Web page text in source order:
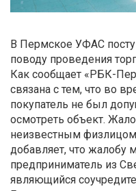
В Пермское УФАС
поводу проведения
Как сообщает «РБК-
связана с тем, что во
покупатель не был
осмотреть объект.
неизвестным
добавляет, что жалобу
предприниматель из
являющийся